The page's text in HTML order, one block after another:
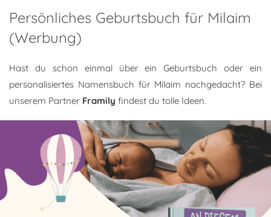
Persönliches Geburtsbuch für Milaim
(Werbung)
Hast du schon einmal über ein Geburtsbuch oder ein
personalisiertes Namensbuch für Milaim nachgedacht? Bei
unserem Partner Framily findest du tolle Ideen.